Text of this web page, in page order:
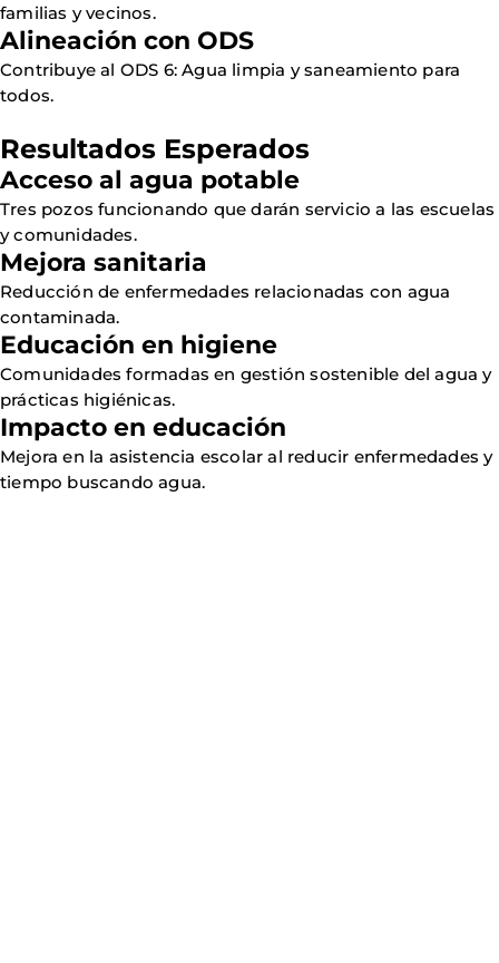
familias y vecinos.
Alineación con ODS
Contribuye al ODS 6: Agua limpia y saneamiento para
todos.
Resultados Esperados
Acceso al agua potable
Tres pozos funcionando que darán servicio a las escuelas
y comunidades.
Mejora sanitaria
Reducción de enfermedades relacionadas con agua
contaminada.
Educación en higiene
Comunidades formadas en gestión sostenible del agua y
prácticas higiénicas.
Impacto en educación
Mejora en la asistencia escolar al reducir enfermedades y
tiempo buscando agua.